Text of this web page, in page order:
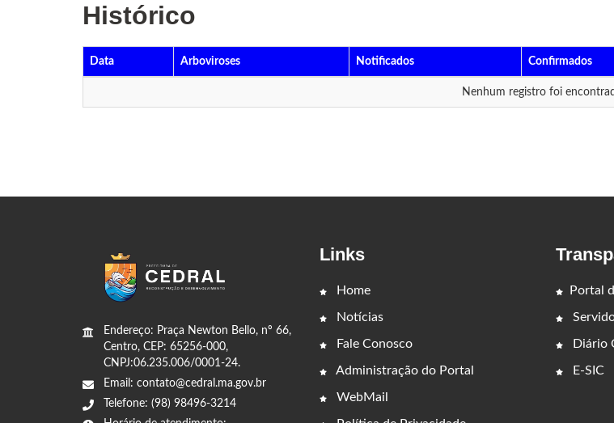
Histórico
Data Arboviroses Notificados Confirmados
Nenhum registro foi
Endereço: Praça Newton Bello, nº 66,
Centro, CEP: 65256-000,
CNPJ:06.235.006/0001-24.
Email: contato@cedral.ma.gov.br
Telefone: (98) 98496-3214
Links
Home
Notícias
Fale Conosco
Administração do Portal
WebMail
Portal
Diário
E-SIC